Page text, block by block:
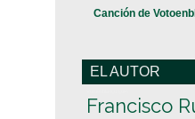
Canción de
EL AUTOR
Francisco